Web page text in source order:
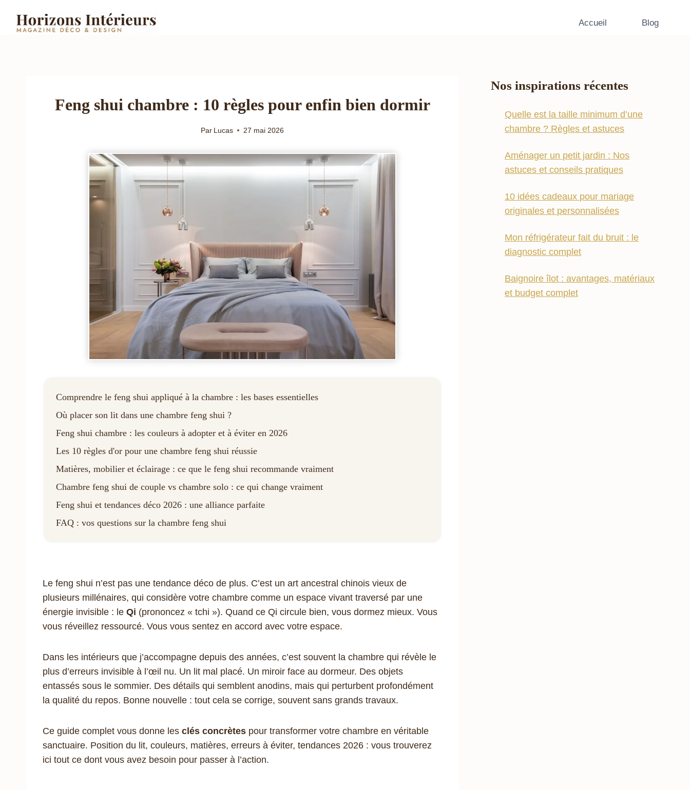
contenu
Accueil Blog
Feng shui chambre : 10 règles pour enfin bien dormir
Par Lucas 27 mai 2026
Comprendre le feng shui appliqué à la chambre : les bases essentielles
Où placer son lit dans une chambre feng shui ?
Feng shui chambre : les couleurs à adopter et à éviter en 2026
Les 10 règles d'or pour une chambre feng shui réussie
Matières, mobilier et éclairage : ce que le feng shui recommande vraiment
Chambre feng shui de couple vs chambre solo : ce qui change vraiment
Feng shui et tendances déco 2026 : une alliance parfaite
FAQ : vos questions sur la chambre feng shui
Le feng shui n’est pas une tendance déco de plus. C’est un art ancestral chinois vieux de
plusieurs millénaires, qui considère votre chambre comme un espace vivant traversé par une
énergie invisible : le Qi (prononcez « tchi »). Quand ce Qi circule bien, vous dormez mieux. Vous
vous réveillez ressourcé. Vous vous sentez en accord avec votre espace.
Dans les intérieurs que j’accompagne depuis des années, c’est souvent la chambre qui révèle le
plus d’erreurs invisible à l’œil nu. Un lit mal placé. Un miroir face au dormeur. Des objets
entassés sous le sommier. Des détails qui semblent anodins, mais qui perturbent profondément
la qualité du repos. Bonne nouvelle : tout cela se corrige, souvent sans grands travaux.
Ce guide complet vous donne les clés concrètes pour transformer votre chambre en véritable
sanctuaire. Position du lit, couleurs, matières, erreurs à éviter, tendances 2026 : vous trouverez
ici tout ce dont vous avez besoin pour passer à l’action.
Nos inspirations récentes
Quelle est la taille minimum d’une
chambre ? Règles et astuces
Aménager un petit jardin : Nos
astuces et conseils pratiques
10 idées cadeaux pour mariage
originales et personnalisées
Mon réfrigérateur fait du bruit : le
diagnostic complet
Baignoire îlot : avantages, matériaux
et budget complet